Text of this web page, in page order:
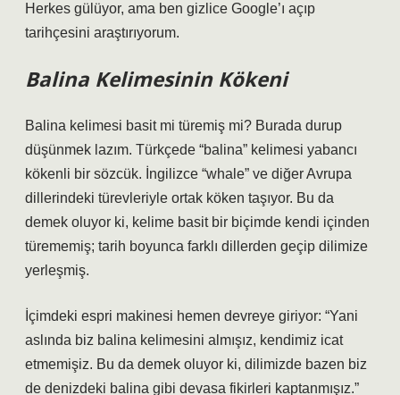
Herkes gülüyor, ama ben gizlice Google’ı açıp
tarihçesini araştırıyorum.
Balina Kelimesinin Kökeni
Balina kelimesi basit mi türemiş mi? Burada durup
düşünmek lazım. Türkçede “balina” kelimesi yabancı
kökenli bir sözcük. İngilizce “whale” ve diğer Avrupa
dillerindeki türevleriyle ortak köken taşıyor. Bu da
demek oluyor ki, kelime basit bir biçimde kendi içinden
türememiş; tarih boyunca farklı dillerden geçip dilimize
yerleşmiş.
İçimdeki espri makinesi hemen devreye giriyor: “Yani
aslında biz balina kelimesini almışız, kendimiz icat
etmemişiz. Bu da demek oluyor ki, dilimizde bazen biz
de denizdeki balina gibi devasa fikirleri kaptanmışız.”